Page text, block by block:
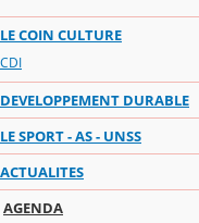
LE COIN CULTURE
CDI
DEVELOPPEMENT DURABLE
LE SPORT - AS - UNSS
ACTUALITES
AGENDA